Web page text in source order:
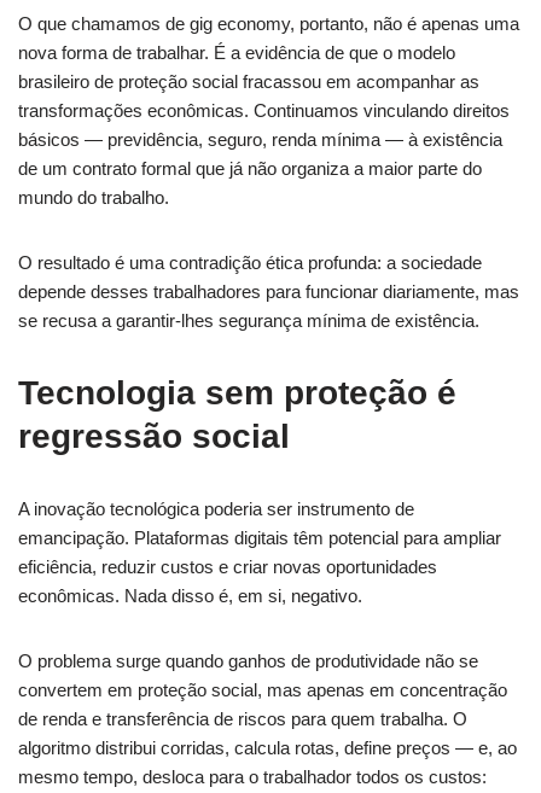
O que chamamos de gig economy, portanto, não é apenas uma
nova forma de trabalhar. É a evidência de que o modelo
brasileiro de proteção social fracassou em acompanhar as
transformações econômicas. Continuamos vinculando direitos
básicos — previdência, seguro, renda mínima — à existência
de um contrato formal que já não organiza a maior parte do
mundo do trabalho.
O resultado é uma contradição ética profunda: a sociedade
depende desses trabalhadores para funcionar diariamente, mas
se recusa a garantir-lhes segurança mínima de existência.
Tecnologia sem proteção é
regressão social
A inovação tecnológica poderia ser instrumento de
emancipação. Plataformas digitais têm potencial para ampliar
eficiência, reduzir custos e criar novas oportunidades
econômicas. Nada disso é, em si, negativo.
O problema surge quando ganhos de produtividade não se
convertem em proteção social, mas apenas em concentração
de renda e transferência de riscos para quem trabalha. O
algoritmo distribui corridas, calcula rotas, define preços — e, ao
mesmo tempo, desloca para o trabalhador todos os custos: